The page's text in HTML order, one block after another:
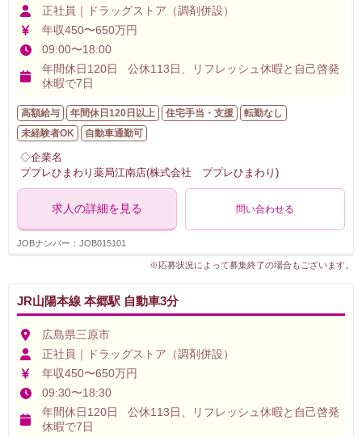
正社員｜ドラッグストア（調剤併設）
年収450〜650万円
09:00〜18:00
年間休日120日 公休113日、リフレッシュ休暇と自己啓発
休暇で7日
高額給与 年間休日120日以上 住宅手当・支援
転勤なし
未経験者OK
自動車通勤可
◇企業名
ププレひまわり薬局江南店(株式会社 ププレひまわり)
求人の詳細を見る 問い合わせる
JOBナンバー：JOB015101
※応募状況によって募集終了の場合もございます。
JR山陽本線 本郷駅 自動車3分
広島県三原市
正社員｜ドラッグストア（調剤併設）
年収450〜650万円
09:30〜18:30
年間休日120日 公休113日、リフレッシュ休暇と自己啓発
休暇で7日